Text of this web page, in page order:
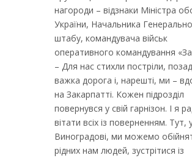
нагороди – відзнаки Міністра
України, Начальника
штабу, командувача військ
оперативного командування
– Для нас стихли постріли,
важка дорога і, нарешті, ми –
на Закарпатті. Кожен підрозділ
повернувся у свій гарнізон. І я
вітати всіх із поверненням. Тут,
Виноградові, ми можемо
рідних нам людей, зустрітися із